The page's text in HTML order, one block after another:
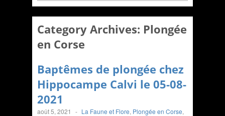
Category Archives: Plongée
en Corse
Baptêmes de plongée chez
Hippocampe Calvi le 05-08-
2021
août 5, 2021 - La Faune et Flore, Plongée en Corse,